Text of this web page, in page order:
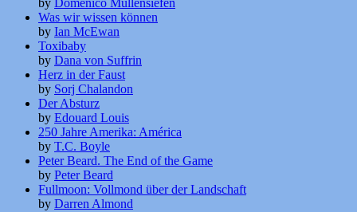
by Domenico Müllensiefen
Was wir wissen können
by Ian McEwan
Toxibaby
by Dana von Suffrin
Herz in der Faust
by Sorj Chalandon
Der Absturz
by Edouard Louis
250 Jahre Amerika: América
by T.C. Boyle
Peter Beard. The End of the Game
by Peter Beard
Fullmoon: Vollmond über der Landschaft
by Darren Almond